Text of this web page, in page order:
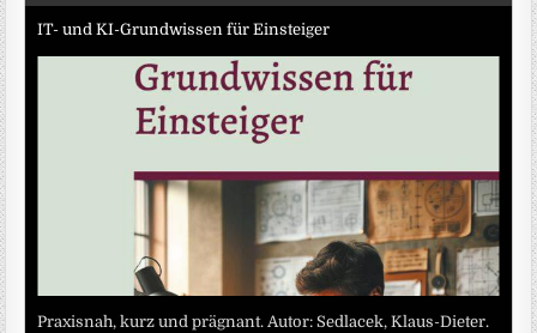
IT- und KI-Grundwissen für Einsteiger
Praxisnah, kurz und prägnant. Autor: Sedlacek, Klaus-Dieter.